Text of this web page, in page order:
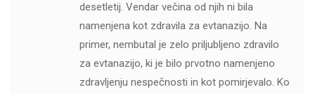
desetletij. Vendar večina od njih ni bila
namenjena kot zdravila za evtanazijo. Na
primer, nembutal je zelo priljubljeno zdravilo
za evtanazijo, ki je bilo prvotno namenjeno
zdravljenju nespečnosti in kot pomirjevalo. Ko